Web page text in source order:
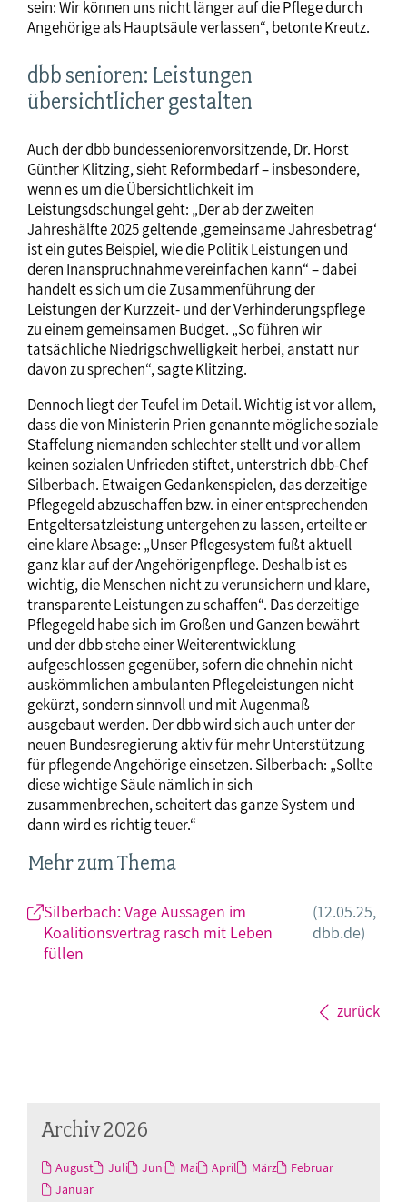
sein: Wir können uns nicht länger auf die Pflege durch
Angehörige als Hauptsäule verlassen“, betonte Kreutz.
dbb senioren: Leistungen
übersichtlicher gestalten
Auch der dbb bundesseniorenvorsitzende, Dr. Horst
Günther Klitzing, sieht Reformbedarf – insbesondere,
wenn es um die Übersichtlichkeit im
Leistungsdschungel geht: „Der ab der zweiten
Jahreshälfte 2025 geltende ‚gemeinsame Jahresbetrag‘
ist ein gutes Beispiel, wie die Politik Leistungen und
deren Inanspruchnahme vereinfachen kann“ – dabei
handelt es sich um die Zusammenführung der
Leistungen der Kurzzeit- und der Verhinderungspflege
zu einem gemeinsamen Budget. „So führen wir
tatsächliche Niedrigschwelligkeit herbei, anstatt nur
davon zu sprechen“, sagte Klitzing.
Dennoch liegt der Teufel im Detail. Wichtig ist vor allem,
dass die von Ministerin Prien genannte mögliche soziale
Staffelung niemanden schlechter stellt und vor allem
keinen sozialen Unfrieden stiftet, unterstrich dbb-Chef
Silberbach. Etwaigen Gedankenspielen, das derzeitige
Pflegegeld abzuschaffen bzw. in einer entsprechenden
Entgeltersatzleistung untergehen zu lassen, erteilte er
eine klare Absage: „Unser Pflegesystem fußt aktuell
ganz klar auf der Angehörigenpflege. Deshalb ist es
wichtig, die Menschen nicht zu verunsichern und klare,
transparente Leistungen zu schaffen“. Das derzeitige
Pflegegeld habe sich im Großen und Ganzen bewährt
und der dbb stehe einer Weiterentwicklung
aufgeschlossen gegenüber, sofern die ohnehin nicht
auskömmlichen ambulanten Pflegeleistungen nicht
gekürzt, sondern sinnvoll und mit Augenmaß
ausgebaut werden. Der dbb wird sich auch unter der
neuen Bundesregierung aktiv für mehr Unterstützung
für pflegende Angehörige einsetzen. Silberbach: „Sollte
diese wichtige Säule nämlich in sich
zusammenbrechen, scheitert das ganze System und
dann wird es richtig teuer.“
Mehr zum Thema
Silberbach: Vage Aussagen im
Koalitionsvertrag rasch mit Leben
füllen
(12.05.25,
dbb.de)
zurück
Archiv 2026
August Juli Juni Mai April März
Februar
Januar